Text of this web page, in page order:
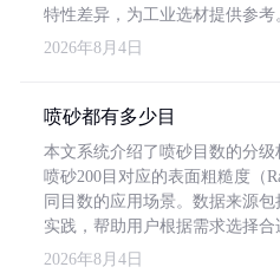
特性差异，为工业选材提供参考
2026年8月4日
喷砂都有多少目
本文系统介绍了喷砂目数的分
喷砂200目对应的表面粗糙度（
同目数的应用场景。数据来源
实践，帮助用户根据需求选择合
2026年8月4日